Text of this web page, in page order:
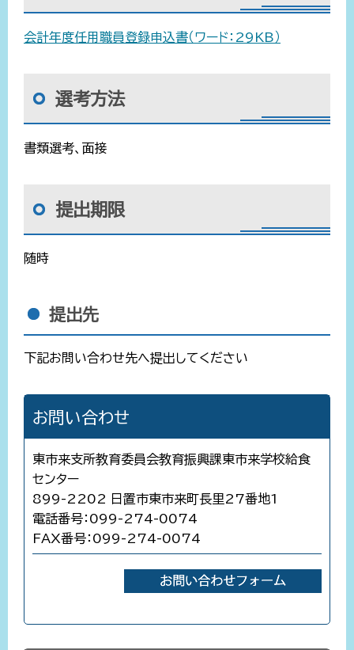
会計年度任用職員登録申込書（ワード：29KB）
選考方法
書類選考、面接
提出期限
随時
提出先
下記お問い合わせ先へ提出してください
お問い合わせ
東市来支所教育委員会教育振興課東市来学校給食
センター
899-2202 日置市東市来町長里27番地1
電話番号：099-274-0074
FAX番号：099-274-0074